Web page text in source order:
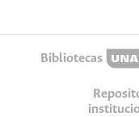
Bibliotecas